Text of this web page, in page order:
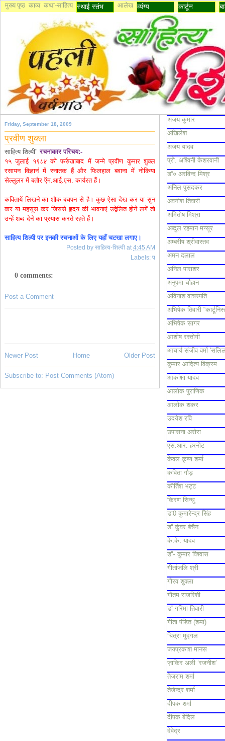
मुख्य पृष्ठ काव्य कथा-साहित्य स्थाई स्तंभ आलेख व्यंग्य कार्टून
Friday, September 18, 2009
प्रवीण शुक्ला
साहित्य शिल्पी"रचनाकार परिचय:-
१५ जुलाई १९८४ को फर्रुखाबाद में जन्मे प्रवीण कुमार शुक्ल
रसायन विज्ञानं में स्नातक हैं और फिलहाल बवाना में नोकिया
सेल्लुलर में बतौर ऍम.आई.एस. कार्यरत हैं।
कवितायें लिखने का शौक बचपन से है। कुछ ऐसा देख कर या सुन
कर या महसूस कर जिससे हृदय की भावनाएं उद्वेलित होने लगें तो
उन्हें शब्द देने का प्रयास करते रहतेहैं।
साहित्य शिल्पी पर इनकी रचनाओं के लिए यहाँ चटखा लगाए।
Posted by साहित्य-शिल्पी at 4:45 AM
Labels: प
0 comments:
Post a Comment
Newer Post Older Post
Home
Subscribe to: Post Comments (Atom)
अजय कुमार
अखिलेश
अजय यादव
प्रो. अश्विनी केशरवानी
डॉ० अरविन्द मिश्र
अनिल पुसदकर
अवनीश तिवारी
अमितोष मिश्रा
अब्दुल रहमान मन्सूर
अम्बरीष श्रीवास्तव
अमन दलाल
अनिल पाराशर
अनुपमा चौहान
अविनाश वाचस्पति
अभिषेक तिवारी
अभिषेक सागर
आशीष रस्तोगी
आचार्य संजीव वर्मा
कुमार आदित्य विक्रम
आकांक्षा यादव
आलोक पुराणिक
आलोक शंकर
उदयेश रवि
उपासना अरोरा
एस.आर. हरनोट
केवल कृष्ण शर्मा
कविता गौड़
कीर्तिश भट्ट
किरण सिन्धु
डा0 कुमारेन्द्र सिंह
डाँ कुंवर बेचैन
के.के. यादव
डॉ॰ कुमार विश्वास
गीतांजलि श्री
गौरव शुक्ला
गौतम राजरिशी
डॉ गरिमा तिवारी
गीता पंडित (शमा)
चित्रा मुद्गल
जयप्रकाश मानस
ज़ाकिर अली ‘रजनीश’
तेजराम शर्मा
तेजेन्द्र शर्मा
दीपक शर्मा
दीपक बेदिल
देवेद्र